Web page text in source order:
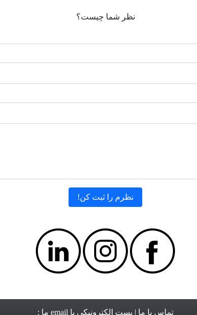
نظر شما چیست؟
تماس با ما | پست الکترونیکی یا email ما :